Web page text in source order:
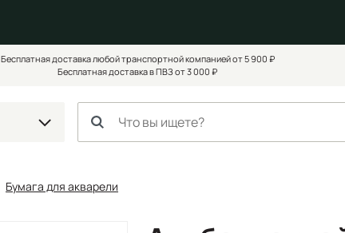
Бесплатная доставка любой транспортной компанией от 5 900 ₽
Бесплатная доставка в ПВЗ от 3 000 ₽
Бумага для акварели